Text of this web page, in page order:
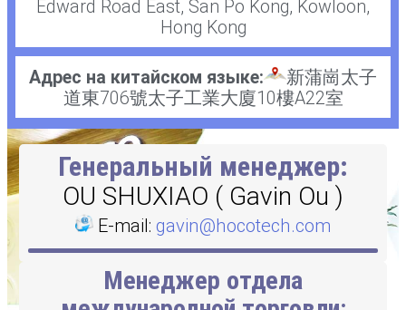
Edward Road East, San Po Kong, Kowloon,
Hong Kong
Адрес на китайском языке:
新蒲崗太子
道東706號太子工業大廈10樓A22室
Генеральный менеджер:
OU SHUXIAO ( Gavin Ou )
E-mail: gavin@hocotech.com
Менеджер отдела